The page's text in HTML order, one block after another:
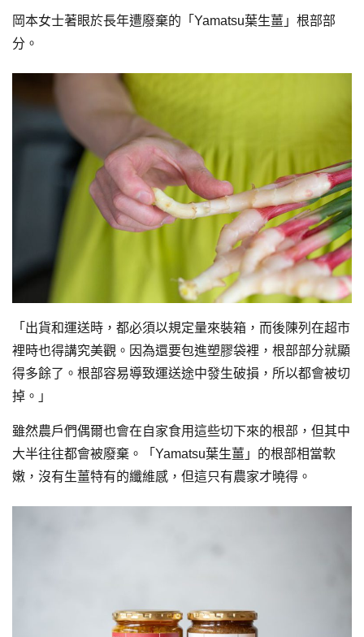
岡本女士著眼於長年遭廢棄的「Yamatsu葉生薑」根部部
分。
「出貨和運送時，都必須以規定量來裝箱，而後陳列在超市
裡時也得講究美觀。因為還要包進塑膠袋裡，根部部分就顯
得多餘了。根部容易導致運送途中發生破損，所以都會被切
掉。」
雖然農戶們偶爾也會在自家食用這些切下來的根部，但其中
大半往往都會被廢棄。「Yamatsu葉生薑」的根部相當軟
嫩，沒有生薑特有的纖維感，但這只有農家才曉得。